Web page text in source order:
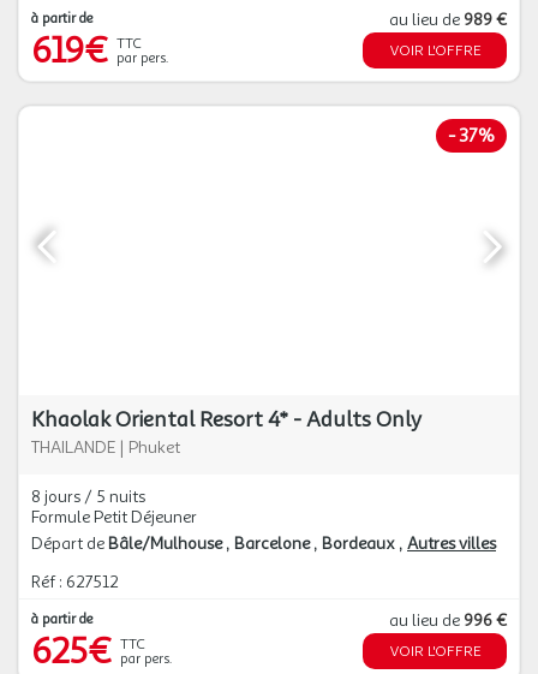
à partir de
619€ TTC
par pers.
au lieu de 989 €
VOIR L'OFFRE
-37%
Khaolak Oriental Resort 4* - Adults Only
THAILANDE | Phuket
8 jours / 5 nuits
Formule Petit Déjeuner
Départ de Bâle/Mulhouse Barcelone Bordeaux Autres villes
Réf : 627512
à partir de
625€ TTC
par pers.
au lieu de 996 €
VOIR L'OFFRE